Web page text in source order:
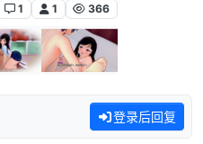
1 1 366
登录后回复